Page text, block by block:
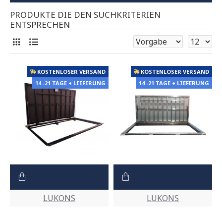
PRODUKTE DIE DEN SUCHKRITERIEN
ENTSPRECHEN
KOSTENLOSER VERSAND
14 -21 TAGE + LIEFERUNG
LUKONS
KOSTENLOSER VERSAND
14 -21 TAGE + LIEFERUNG
LUKONS